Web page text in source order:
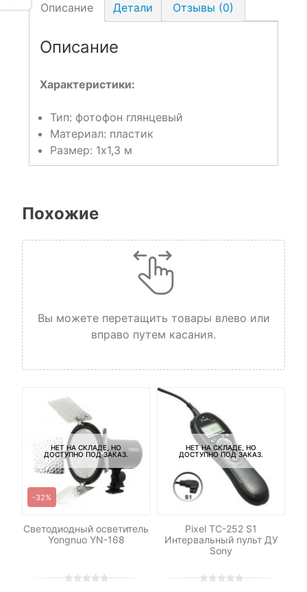
Описание Детали Отзывы (0)
Описание
Характеристики:
Тип: фотофон глянцевый
Материал: пластик
Размер: 1х1,3 м
Похожие
Вы можете перетащить товары влево или
вправо путем касания.
НЕТ НА СКЛАДЕ, НО
ДОСТУПНО ПОД ЗАКАЗ.
-32%
Светодиодный осветитель
Yongnuo YN-168
НЕТ НА СКЛАДЕ, НО
ДОСТУПНО ПОД ЗАКАЗ.
Pixel TC-252 S1
Интервальный пульт ДУ
Sony